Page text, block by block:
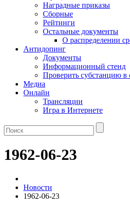
Наградные приказы
Сборные
Рейтинги
Остальные документы
О распределении
Антидопинг
Документы
Информационный стенд
Проверить субстанцию в
Медиа
Онлайн
Трансляции
Игра в Интернете
1962-06-23
Новости
1962-06-23